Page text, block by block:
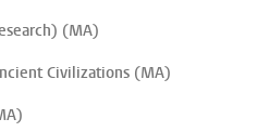
(MA)
Civilizations (MA)